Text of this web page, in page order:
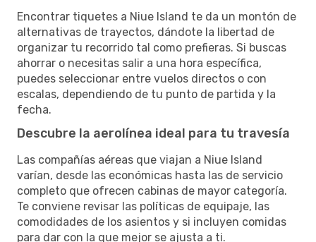
Encontrar tiquetes a Niue Island te da un montón de
alternativas de trayectos, dándote la libertad de
organizar tu recorrido tal como prefieras. Si buscas
ahorrar o necesitas salir a una hora específica,
puedes seleccionar entre vuelos directos o con
escalas, dependiendo de tu punto de partida y la
fecha.
Descubre la aerolínea ideal para tu travesía
Las compañías aéreas que viajan a Niue Island
varían, desde las económicas hasta las de servicio
completo que ofrecen cabinas de mayor categoría.
Te conviene revisar las políticas de equipaje, las
comodidades de los asientos y si incluyen comidas
para dar con la que mejor se ajusta a ti.